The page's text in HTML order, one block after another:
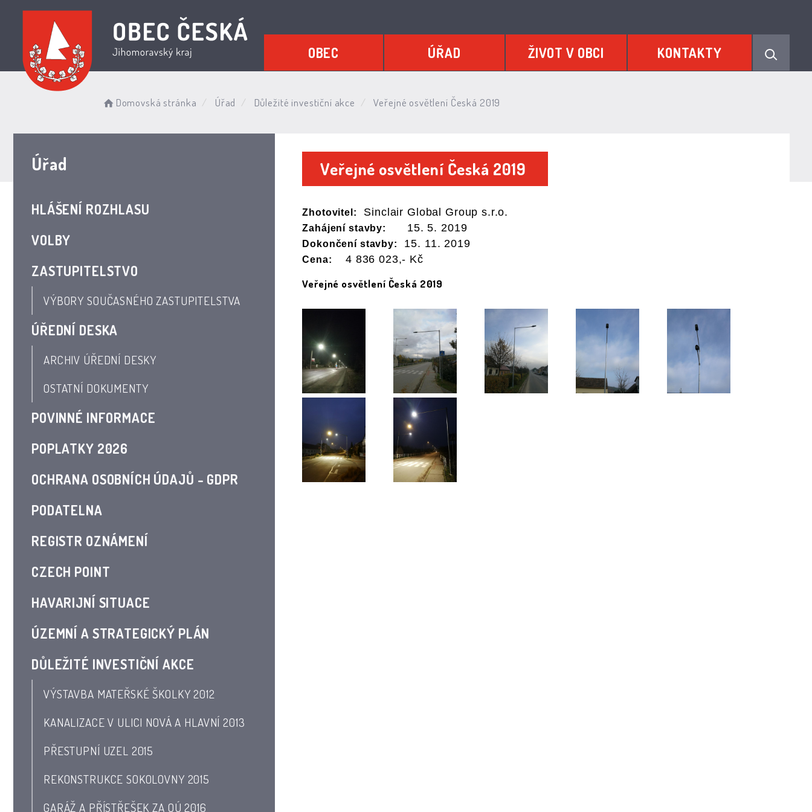
OBEC ÚŘAD ŽIVOT V OBCI KONTAKTY
Domovská stránka Úřad Důležité investiční akce Veřejné osvětlení Česká 2019
Úřad
HLÁŠENÍ ROZHLASU
VOLBY
ZASTUPITELSTVO
VÝBORY SOUČASNÉHO ZASTUPITELSTVA
ÚŘEDNÍ DESKA
ARCHIV ÚŘEDNÍ DESKY
OSTATNÍ DOKUMENTY
POVINNÉ INFORMACE
POPLATKY 2026
OCHRANA OSOBNÍCH ÚDAJŮ - GDPR
PODATELNA
REGISTR OZNÁMENÍ
CZECH POINT
HAVARIJNÍ SITUACE
ÚZEMNÍ A STRATEGICKÝ PLÁN
DŮLEŽITÉ INVESTIČNÍ AKCE
VÝSTAVBA MATEŘSKÉ ŠKOLKY 2012
KANALIZACE V ULICI NOVÁ A HLAVNÍ 2013
PŘESTUPNÍ UZEL 2015
REKONSTRUKCE SOKOLOVNY 2015
GARÁŽ A PŘÍSTŘEŠEK ZA OÚ 2016
Veřejné osvětlení Česká 2019
Zhotovitel: Sinclair Global Group s.r.o.
Zahájení stavby: 15. 5. 2019
Dokončení stavby: 15. 11. 2019
Cena: 4 836 023,- Kč
Veřejné osvětlení Česká 2019